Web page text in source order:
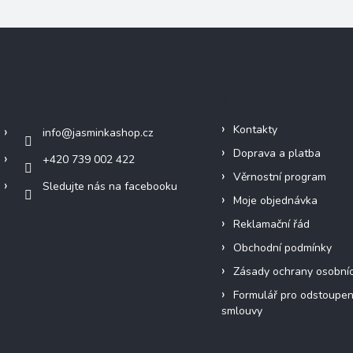
info@jasminkashop.cz
+420 739 002 422
Sledujte nás na facebooku
Kontakty
Doprava a platba
Věrnostní program
Moje objednávka
Reklamační řád
Obchodní podmínky
Zásady ochrany
Formulář pro
smlouvy